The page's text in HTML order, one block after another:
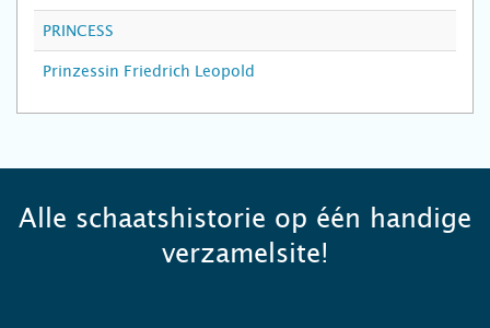
PRINCESS
Prinzessin Friedrich Leopold
Alle schaatshistorie op één handige
verzamelsite!